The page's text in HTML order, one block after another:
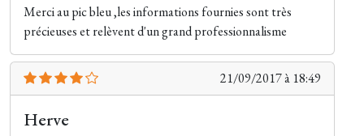
Merci au pic bleu ,les informations fournies sont très
précieuses et relèvent d'un grand professionnalisme
21/09/2017 à 18:49
Herve